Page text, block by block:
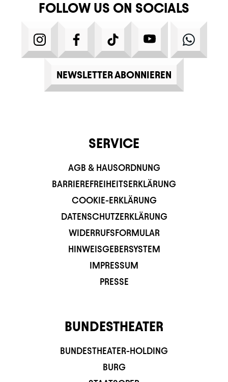
FOLLOW US ON SOCIALS
INSTAGRAMFACEBOOKTIKTOK YOUTUBE
NEWSLETTER ABONNIEREN
SERVICE
AGB & HAUSORDNUNG
BARRIEREFREIHEITSERKLÄRUNG
COOKIE-ERKLÄRUNG
DATENSCHUTZERKLÄRUNG
WIDERRUFSFORMULAR
HINWEISGEBERSYSTEM
IMPRESSUM
PRESSE
BUNDESTHEATER
BUNDESTHEATER-HOLDING
BURG